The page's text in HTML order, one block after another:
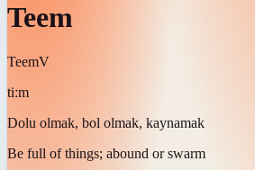
Teem
TeemV
tiːm
Dolu olmak, bol olmak, kaynamak
Be full of things; abound or swarm